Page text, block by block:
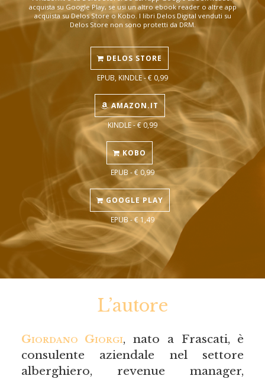
acquista su Google Play, se usi un altro ebook reader o altre app
acquista su Delos Store o Kobo. I libri Delos Digital venduti su
Delos Store non sono protetti da DRM.
DELOS STORE
EPUB, KINDLE - € 0,99
AMAZON.IT
KINDLE - € 0,99
KOBO
EPUB - € 0,99
GOOGLE PLAY
EPUB - € 1,49
L’autore
Giordano Giorgi, nato a Frascati, è
consulente aziendale nel settore
alberghiero, revenue manager,